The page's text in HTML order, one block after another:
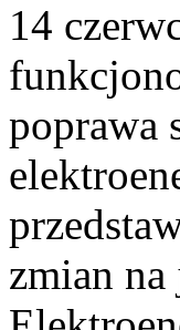
14
poprawa
zmian